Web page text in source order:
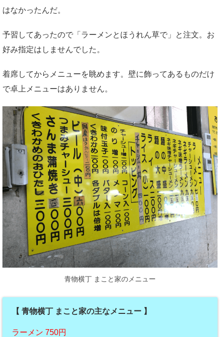
はなかったんだ。
予習してあったので「ラーメンとほうれん草で」と注文。お
好み指定はしませんでした。
着席してからメニューを眺めます。壁に飾ってあるものだけ
で卓上メニューはありません。
青物横丁 まこと家のメニュー
【 青物横丁 まこと家の主なメニュー 】
ラーメン 750円